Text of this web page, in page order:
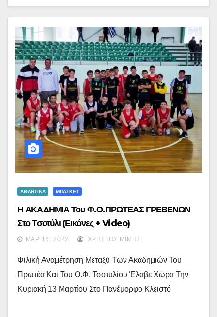
ΑΘΛΗΤΙΚΑ ΜΠΑΣΚΕΤ
Η ΑΚΑΔΗΜΙΑ Του Φ.Ο.ΠΡΩΤΕΑΣ ΓΡΕΒΕΝΩΝ
Στο Τσοτύλι (εικόνες + Video)
ΜΑΡ 16, 2022 ΧΡΉΣΤΟΣ ΜΊΜΗΣ
Φιλική Αναμέτρηση Μεταξύ Των Ακαδημιών Του
Πρωτέα Και Του Ο.Φ. Τσοτυλίου Έλαβε Χώρα Την
Κυριακή 13 Μαρτίου Στο Πανέμορφο Κλειστό